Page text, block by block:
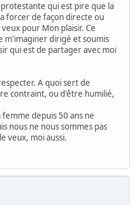
qui est pire que la
forcer de façon directe ou
pour Mon plaisir. Ce
m'imaginer dirigé et soumis
qui est de partager avec moi
A quoi sert de
contraint, ou d'être humilié,
depuis 50 ans ne
nous ne nous sommes pas
veux, moi aussi.